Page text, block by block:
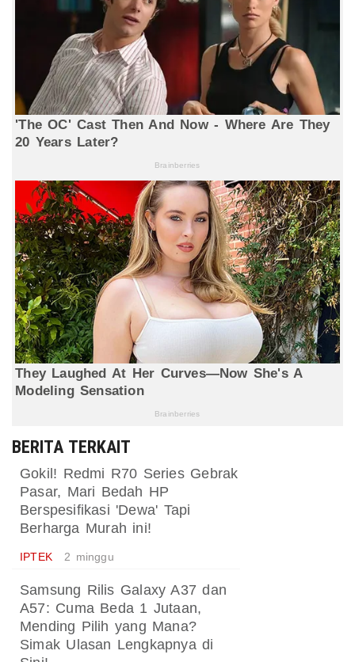
BERITA TERKAIT
Gokil! Redmi R70 Series Gebrak
Pasar, Mari Bedah HP
Berspesifikasi 'Dewa' Tapi
Berharga Murah ini!
IPTEK 2 minggu
Samsung Rilis Galaxy A37 dan
A57: Cuma Beda 1 Jutaan,
Mending Pilih yang Mana?
Simak Ulasan Lengkapnya di